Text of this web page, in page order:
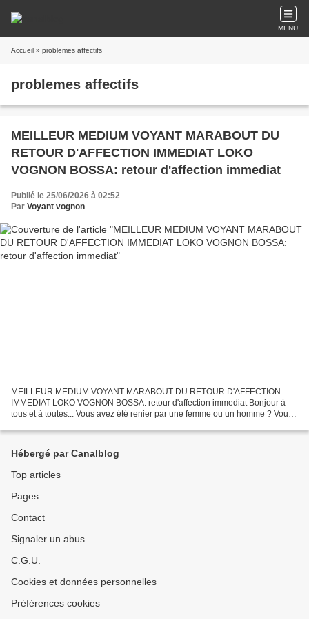
MENU
Accueil » problemes affectifs
problemes affectifs
MEILLEUR MEDIUM VOYANT MARABOUT DU
RETOUR D'AFFECTION IMMEDIAT LOKO
VOGNON BOSSA: retour d'affection immediat
Publié le 25/06/2026 à 02:52
Par Voyant vognon
MEILLEUR MEDIUM VOYANT MARABOUT DU RETOUR D'AFFECTION
IMMEDIAT LOKO VOGNON BOSSA: retour d'affection immediat Bonjour à
tous et à toutes... Vous avez été renier par une femme ou un homme ? Vous
Hébergé par Canalblog
Top articles
Pages
Contact
Signaler un abus
C.G.U.
Cookies et données personnelles
Préférences cookies